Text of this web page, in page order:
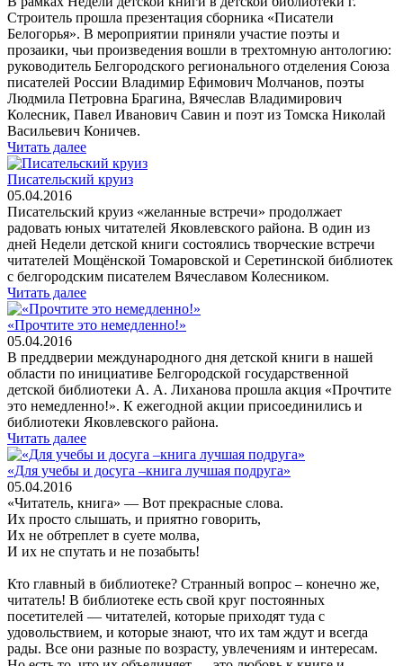
Строитель прошла презентация сборника «Писатели
Белогорья». В мероприятии приняли участие поэты и
прозаики, чьи произведения вошли в трехтомную антологию:
руководитель Белгородского регионального отделения Союза
писателей России Владимир Ефимович Молчанов, поэты
Людмила Петровна Брагина, Вячеслав Владимирович
Колесник, Павел Иванович Савин и поэт из Томска Николай
Васильевич Коничев.
Читать далее
Писательский круиз
05.04.2016
Писательский круиз «желанные встречи» продолжает
радовать юных читателей Яковлевского района. В один из
дней Недели детской книги состоялись творческие встречи
читателей Мощёнской Томаровской и Серетинской библиотек
с белгородским писателем Вячеславом Колесником.
Читать далее
«Прочтите это немедленно!»
05.04.2016
В преддверии международного дня детской книги в нашей
области по инициативе Белгородской государственной
детской библиотеки А. А. Лиханова прошла акция «Прочтите
это немедленно!». К ежегодной акции присоединились и
библиотеки Яковлевского района.
Читать далее
«Для учебы и досуга –книга лучшая подруга»
05.04.2016
«Читатель, книга» — Вот прекрасные слова.
Их просто слышать, и приятно говорить,
Их не обтреплет в суете молва,
И их не спутать и не позабыть!
Кто главный в библиотеке? Странный вопрос – конечно же,
читатель! В библиотеке есть свой круг постоянных
посетителей — читателей, которые приходят туда с
удовольствием, и которые знают, что их там ждут и всегда
рады. Все они разные по возрасту, увлечениям и интересам.